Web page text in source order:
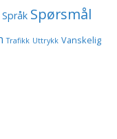
Språk Spørsmål
Trafikk Uttrykk Vanskelig